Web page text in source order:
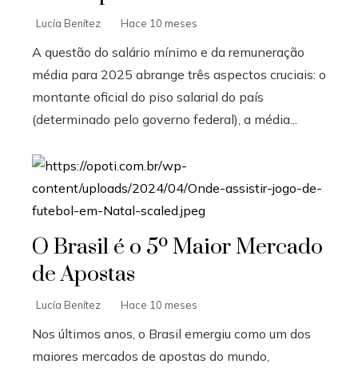
Lucía Benítez Hace 10 meses
A questão do salário mínimo e da remuneração
média para 2025 abrange três aspectos cruciais: o
montante oficial do piso salarial do país
(determinado pelo governo federal), a média...
O Brasil é o 5º Maior Mercado
de Apostas
Lucía Benítez Hace 10 meses
Nos últimos anos, o Brasil emergiu como um dos
maiores mercados de apostas do mundo,